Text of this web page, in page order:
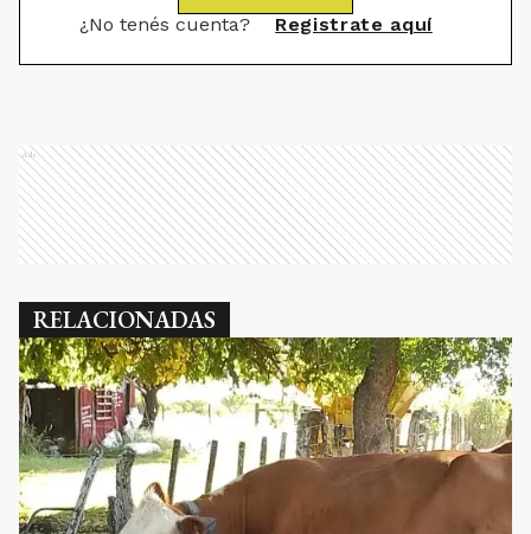
¿No tenés cuenta? Registrate aquí
Ads
RELACIONADAS